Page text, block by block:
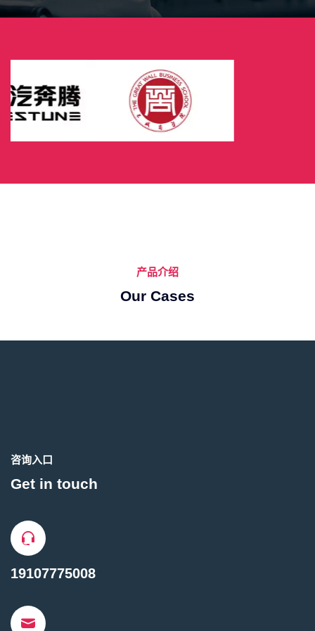
产品介绍
Our Cases
咨询入口
Get in touch
19107775008